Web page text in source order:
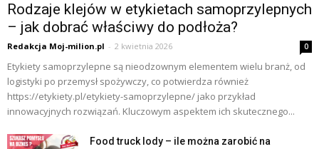
Rodzaje klejów w etykietach samoprzylepnych
– jak dobrać właściwy do podłoża?
Redakcja Moj-milion.pl - 2 kwietnia 2026 0
Etykiety samoprzylepne są nieodzownym elementem wielu branż, od
logistyki po przemysł spożywczy, co potwierdza również
https://etykiety.pl/etykiety-samoprzylepne/ jako przykład
innowacyjnych rozwiązań. Kluczowym aspektem ich skutecznego...
Food truck lody – ile można zarobić na